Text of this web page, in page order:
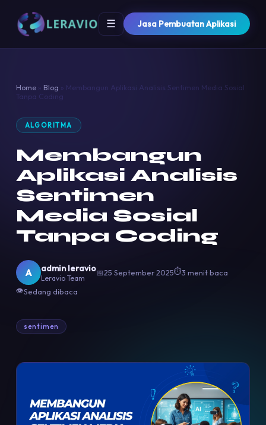
☰ Jasa Pembuatan Aplikasi
Home» Blog » Membangun Aplikasi Analisis Sentimen Media Sosial
Tanpa Coding
ALGORITMA
Membangun
Aplikasi Analisis
Sentimen
Media Sosial
Tanpa Coding
A admin leravio
Leravio Team
📅25 September 2025⏱3 menit baca
👁Sedang dibaca
sentimen